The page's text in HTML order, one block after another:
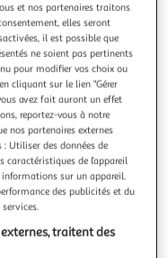
Illustration
suivante
réversible 4
: EuropeGarantie : 2
d'angle
réversibleNombre de
et nos partenaires traitons
elles seront
il est possible que
ne soient pas pertinents
pour modifier vos choix ou
cliquant sur le lien "Gérer
avez fait auront un effet
reportez-vous à notre
nos partenaires externes
Utiliser des données de
de l’appareil
informations sur un appareil.
des publicités et du
traitent des